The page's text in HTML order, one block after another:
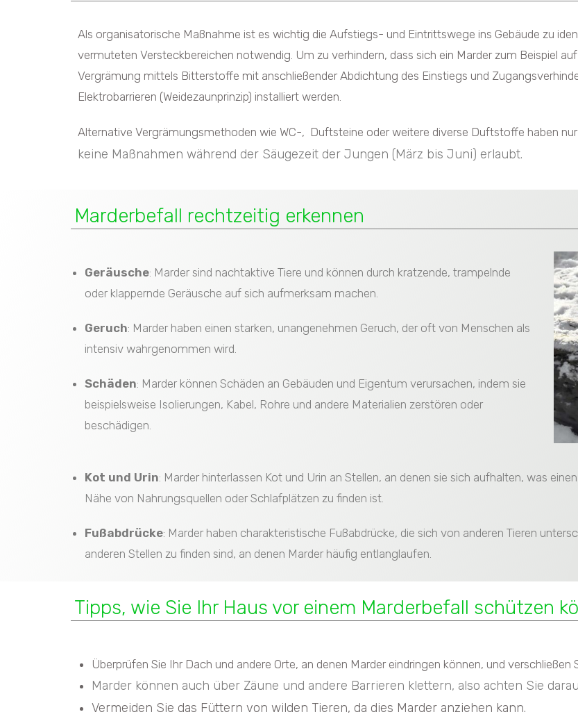
Als organisatorische Maßnahme ist es wichtig die Aufstiegs- und Eintrittswege ins Gebäude zu
vermuteten Versteckbereichen notwendig. Um zu verhindern, dass sich ein Marder zum Beispiel
Vergrämung mittels Bitterstoffe mit anschließender Abdichtung des Einstiegs und
Elektrobarrieren (Weidezaunprinzip) installiert werden.
Alternative Vergrämungsmethoden wie WC-, Duftsteine oder weitere diverse Duftstoffe haben nur
keine Maßnahmen während der Säugezeit der Jungen (März bis Juni) erlaubt.
Marderbefall rechtzeitig erkennen
Geräusche: Marder sind nachtaktive Tiere und können durch kratzende, trampelnde
oder klappernde Geräusche auf sich aufmerksam machen.
Geruch: Marder haben einen starken, unangenehmen Geruch, der oft von Menschen als
intensiv wahrgenommen wird.
Schäden: Marder können Schäden an Gebäuden und Eigentum verursachen, indem sie
beispielsweise Isolierungen, Kabel, Rohre und andere Materialien zerstören oder
beschädigen.
Kot und Urin: Marder hinterlassen Kot und Urin an Stellen, an denen sie sich aufhalten, was
Nähe von Nahrungsquellen oder Schlafplätzen zu finden ist.
Fußabdrücke: Marder haben charakteristische Fußabdrücke, die sich von anderen Tieren
anderen Stellen zu finden sind, an denen Marder häufig entlanglaufen.
Tipps, wie Sie Ihr Haus vor einem Marderbefall schützen
Überprüfen Sie Ihr Dach und andere Orte, an denen Marder eindringen können, und verschließen
Marder können auch über Zäune und andere Barrieren klettern, also achten Sie
Vermeiden Sie das Füttern von wilden Tieren, da dies Marder anziehen kann.